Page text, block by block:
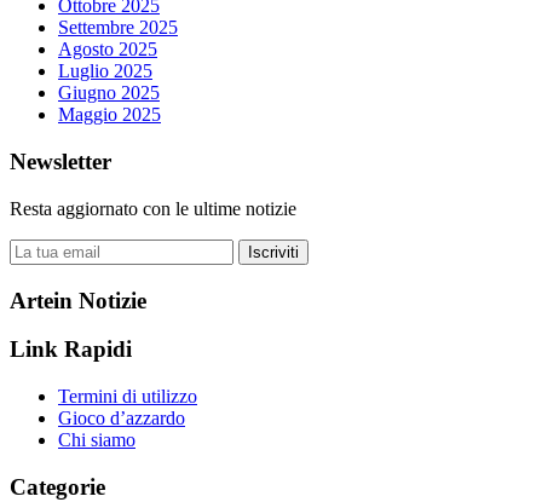
Ottobre 2025
Settembre 2025
Agosto 2025
Luglio 2025
Giugno 2025
Maggio 2025
Newsletter
Resta aggiornato con le ultime notizie
Iscriviti
Artein Notizie
Link Rapidi
Termini di utilizzo
Gioco d’azzardo
Chi siamo
Categorie